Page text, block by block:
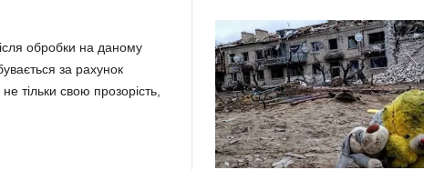
обробки на даному
за рахунок
тільки свою прозорість,